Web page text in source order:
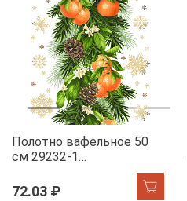
Полотно вафельное 50
см 29232-1
Мандариновый коктель
72.03 ₽